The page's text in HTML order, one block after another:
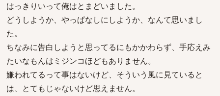
はっきりいって俺はとまどいました。
どうしようか、やっぱなしにしようか、なんて思いまし
た。
ちなみに告白しようと思ってるにもかかわらず、手応えみ
たいなもんはミジンコほどもありません。
嫌われてるって事はないけど、そういう風に見ていると
は、とてもじゃないけど思えません。